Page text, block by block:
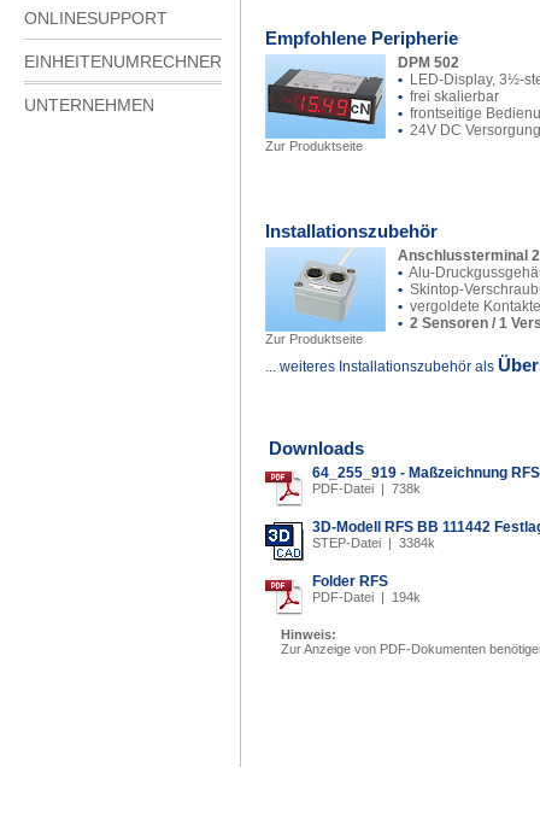
ONLINESUPPORT
EINHEITENUMRECHNER
UNTERNEHMEN
Empfohlene Peripherie
Zur Produktseite
DPM 502
• LED-Display, 3½-
• frei skalierbar
• frontseitige
• 24V DC Versorgung
Installationszubehör
Zur Produktseite
Anschlussterminal
• Alu-
• Skintop-
• vergoldete Kontakte
• 2 Sensoren / 1
... weiteres Installationszubehör als
Downloads
64_255_919 - Maßzeichnung
PDF-Datei | 738k
3D-Modell RFS BB 111442
STEP-Datei | 3384k
Folder RFS
PDF-Datei | 194k
Hinweis:
Zur Anzeige von PDF-Dokumenten